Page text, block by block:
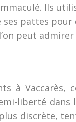
Ils
pattes pour
peut admirer
à Vaccarès,
liberté
discrète,